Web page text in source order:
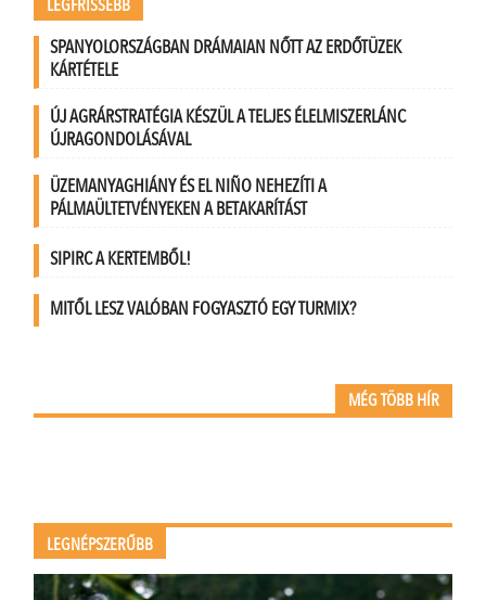
LEGFRISSEBB
SPANYOLORSZÁGBAN DRÁMAIAN NŐTT AZ ERDŐTÜZEK
KÁRTÉTELE
ÚJ AGRÁRSTRATÉGIA KÉSZÜL A TELJES ÉLELMISZERLÁNC
ÚJRAGONDOLÁSÁVAL
ÜZEMANYAGHIÁNY ÉS EL NIÑO NEHEZÍTI A
PÁLMAÜLTETVÉNYEKEN A BETAKARÍTÁST
SIPIRC A KERTEMBŐL!
MITŐL LESZ VALÓBAN FOGYASZTÓ EGY TURMIX?
MÉG TÖBB HÍR
LEGNÉPSZERŰBB